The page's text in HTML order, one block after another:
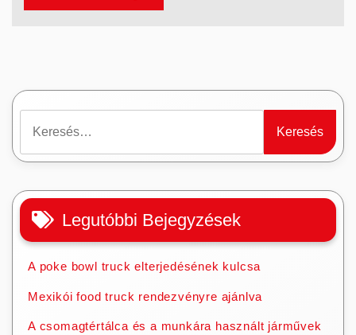
Legutóbbi Bejegyzések
A poke bowl truck elterjedésének kulcsa
Mexikói food truck rendezvényre ajánlva
A csomagtértálca és a munkára használt járművek